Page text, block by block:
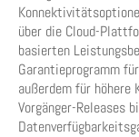
über die Cloud-
basierten
Garantieprogramm
außerdem für
Vorgänger-Releases